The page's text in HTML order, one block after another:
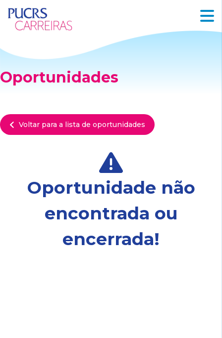
Oportunidades
Voltar para a lista de oportunidades
Oportunidade não
encontrada ou
encerrada!